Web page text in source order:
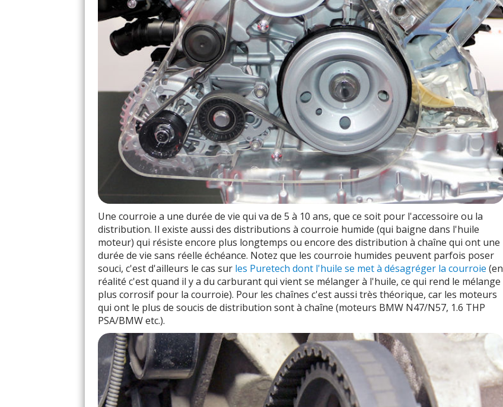
Une courroie a une durée de vie qui va de 5 à 10 ans, que ce soit pour l'accessoire ou la
distribution. Il existe aussi des distributions à courroie humide (qui baigne dans l'huile
moteur) qui résiste encore plus longtemps ou encore des distribution à chaîne qui ont une
durée de vie sans réelle échéance. Notez que les courroie humides peuvent parfois poser
souci, c'est d'ailleurs le cas sur les Puretech dont l'huile se met à désagréger la courroie (en
réalité c'est quand il y a du carburant qui vient se mélanger à l'huile, ce qui rend le mélange
plus corrosif pour la courroie). Pour les chaînes c'est aussi très théorique, car les moteurs
qui ont le plus de soucis de distribution sont à chaîne (moteurs BMW N47/N57, 1.6 THP
PSA/BMW etc.).